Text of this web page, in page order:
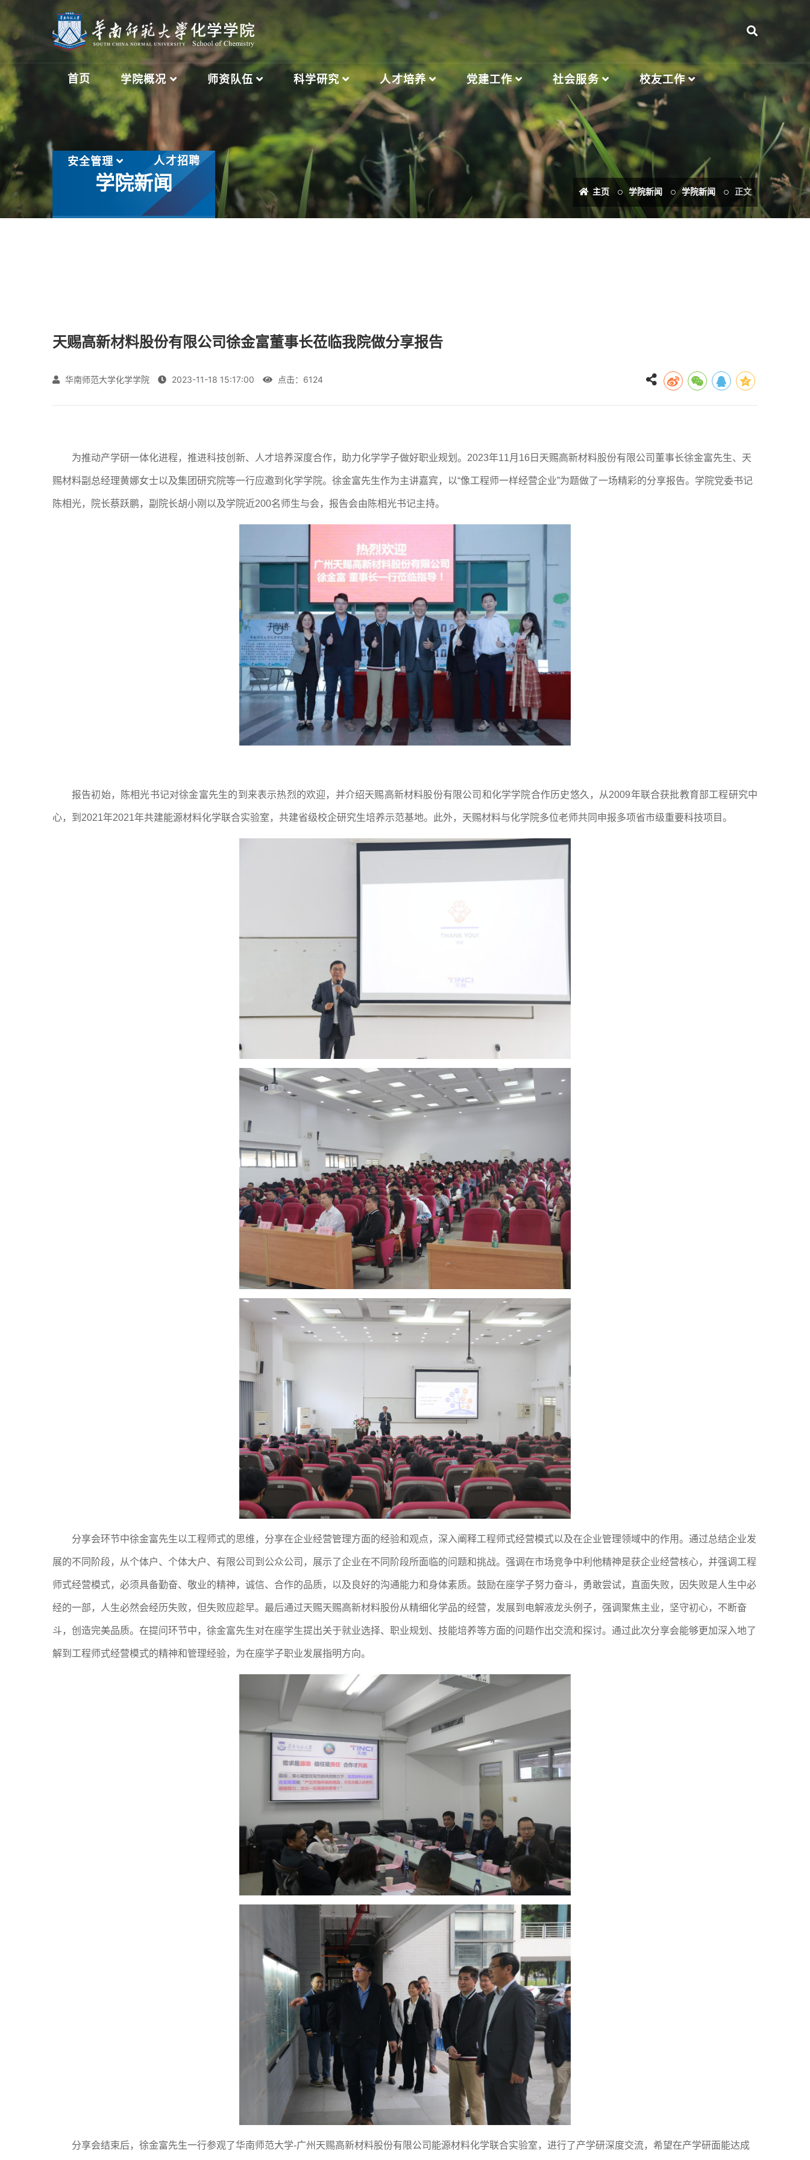
首页 学院概况 师资队伍 科学研究 人才培养 党建工作 社会服务 校友工作
安全管理 人才招聘
学院新闻 主页 学院新闻 学院新闻 正文
天赐高新材料股份有限公司徐金富董事长莅临我院做分享报告
华南师范大学化学学院 2023-11-18 15:17:00 点击： 6124
为推动产学研一体化进程 ， 推进科技创新、人才培养深度合作， 助力化学学子做好职业规划。 2023年11月16日 天赐高新材料股份有限公司 董事长徐金富先生、天
赐材料副总经理黄娜女士以及集团研究院等一行应邀到 化学学院。 徐金富先生作为主讲嘉宾，以“像工程师一样经营企业”为题做了一场精彩的分享报告。学院党委书记
陈相光，院长蔡跃鹏，副院长胡小刚以及学院近200名师生与会 ， 报告会由陈相光书记主持。
报告初始，陈相光书记对徐金富先生的到来表示热烈的欢迎， 并介绍天赐高新材料股份有限公司和化学学院合作历史悠久，从2009年联合获批教育部工程研究中
心，到2021年2021年共建能源材料化学联合实验室， 共建省级校企研究生培养示范基地。此外，天赐材料与化学院多位老师共同申报多项省市级重要科技项目。
分享会环节中徐金富先生以工程师式的思维，分享在企业经营管理方面的经验和观点，深入阐释工程师式经营模式以及在企业管理领域中的作用。 通过总结企业发
展的不同阶段，从个体户、个体大户、有限公司到公众公司，展示了企业在不同阶段所面临的问题和挑战。强调在市场竞争中利他精神是获企业经营核心， 并强调工程
师式经营模式，必须具备勤奋、敬业的精神，诚信、合作的品质，以及良好的沟通能力和身体素质。鼓励在座学子努力奋斗， 勇敢尝试， 直面失败，因 失败是人生中必
经的一部 ， 人生必然会经历失败，但失败应趁早。 最后通过天赐天赐高新材料股份从精细化学品的经营，发展到 电解液龙头例子，强调聚焦主业，坚守初心，不断奋
斗，创造完美品质。 在提问环节中， 徐金富先生对在座学生提出关于就业选择、职业规划、技能培养等方面的问题作出交流和探讨。 通过此次分享会能够更加深入地了
解到工程师式经营模式的精神和管理经验， 为在座学子职业发展指明方向。
分享会结束后， 徐金富先生一行参观了华南师范大学-广州天赐高新材料股份有限公司能源材料化学联合实验室 ， 进行了产学研深度交流，希望在产学研面能达成